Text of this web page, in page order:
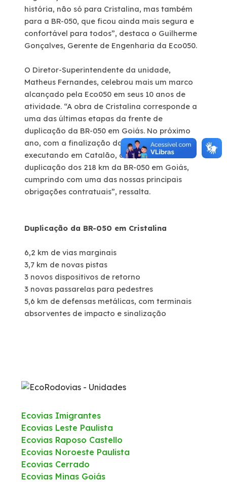
história, não só para Cristalina, mas também
para a BR-050, que ficou ainda mais segura e
confortável para todos”, destaca o Guilherme
Gonçalves, Gerente de Engenharia da Eco050.
O Diretor-Superintendente da unidade,
Matheus Fernandes, celebrou mais um marco
alcançado pela Eco050 em seus 10 anos de
atividade. “A obra de Cristalina corresponde a
uma das últimas etapas da frente de
duplicação da BR-050 em Goiás. No próximo
ano, com a finalização da obra que estamos
executando em Catalão, completaremos a
duplicação dos 218 km da BR-050 em Goiás,
cumprindo com uma das nossas principais
obrigações contratuais”, ressalta.
Duplicação da BR-050 em Cristalina
6,2 km de vias marginais
3,7 km de novas pistas
3 novos dispositivos de retorno
3 novas passarelas para pedestres
5,6 km de defensas metálicas, com terminais
absorventes de impacto e sinalização
Ecovias Imigrantes
Ecovias Leste Paulista
Ecovias Raposo Castello
Ecovias Noroeste Paulista
Ecovias Cerrado
Ecovias Minas Goiás